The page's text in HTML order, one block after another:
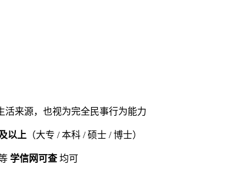
活来源，也视为完全民事行为能力
以上 （大专 / 本科 / 硕士 / 博士）
学信网可查 均可